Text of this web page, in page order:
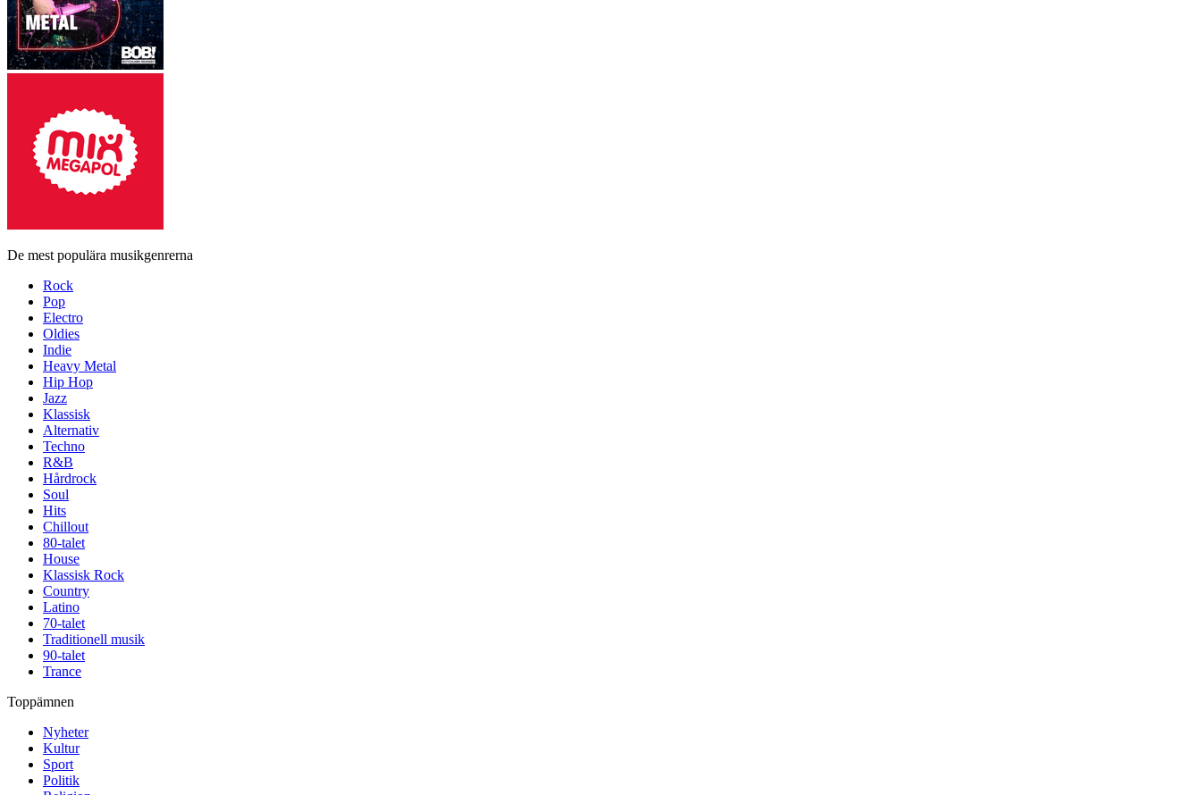
De mest populära musikgenrerna
Rock
Pop
Electro
Oldies
Indie
Heavy Metal
Hip Hop
Jazz
Klassisk
Alternativ
Techno
R&B
Hårdrock
Soul
Hits
Chillout
80-talet
House
Klassisk Rock
Country
Latino
70-talet
Traditionell musik
90-talet
Trance
Toppämnen
Nyheter
Kultur
Sport
Politik